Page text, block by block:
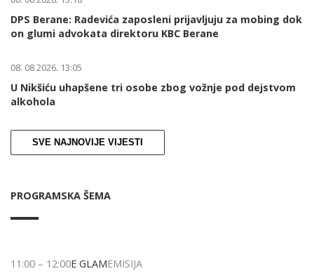
DPS Berane: Radevića zaposleni prijavljuju za mobing dok
on glumi advokata direktoru KBC Berane
08. 08 2026. 13:05
U Nikšiću uhapšene tri osobe zbog vožnje pod dejstvom
alkohola
SVE NAJNOVIJE VIJESTI
PROGRAMSKA ŠEMA
11:00 – 12:00E GLAMEMISIJA